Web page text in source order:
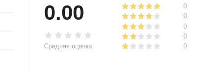
0.00
Средняя оценка
0
0
0
0
0